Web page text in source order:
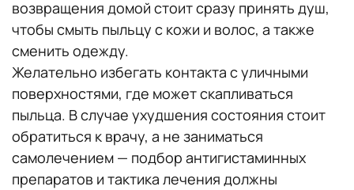
возвращения домой стоит сразу принять душ,
чтобы смыть пыльцу с кожи и волос, а также
сменить одежду.
Желательно избегать контакта с уличными
поверхностями, где может скапливаться
пыльца. В случае ухудшения состояния стоит
обратиться к врачу, а не заниматься
самолечением — подбор антигистаминных
препаратов и тактика лечения должны